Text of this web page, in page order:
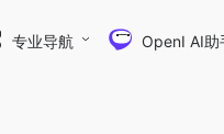
专业导航 OpenI AI助